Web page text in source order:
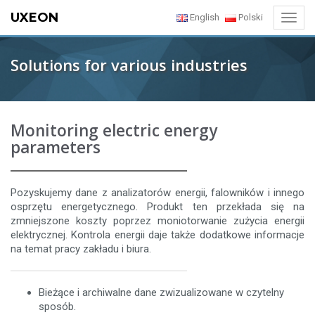
English Polski
UXEON
Solutions for various industries
Monitoring electric energy
parameters
Pozyskujemy dane z analizatorów energii, falowników i innego
osprzętu energetycznego. Produkt ten przekłada się na
zmniejszone koszty poprzez moniotorwanie zużycia energii
elektrycznej. Kontrola energii daje także dodatkowe informacje
na temat pracy zakładu i biura.
Bieżące i archiwalne dane zwizualizowane w czytelny
sposób.